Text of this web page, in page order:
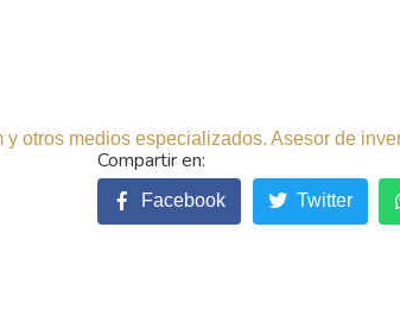
otros medios especializados. Asesor de
Facebook Twitter